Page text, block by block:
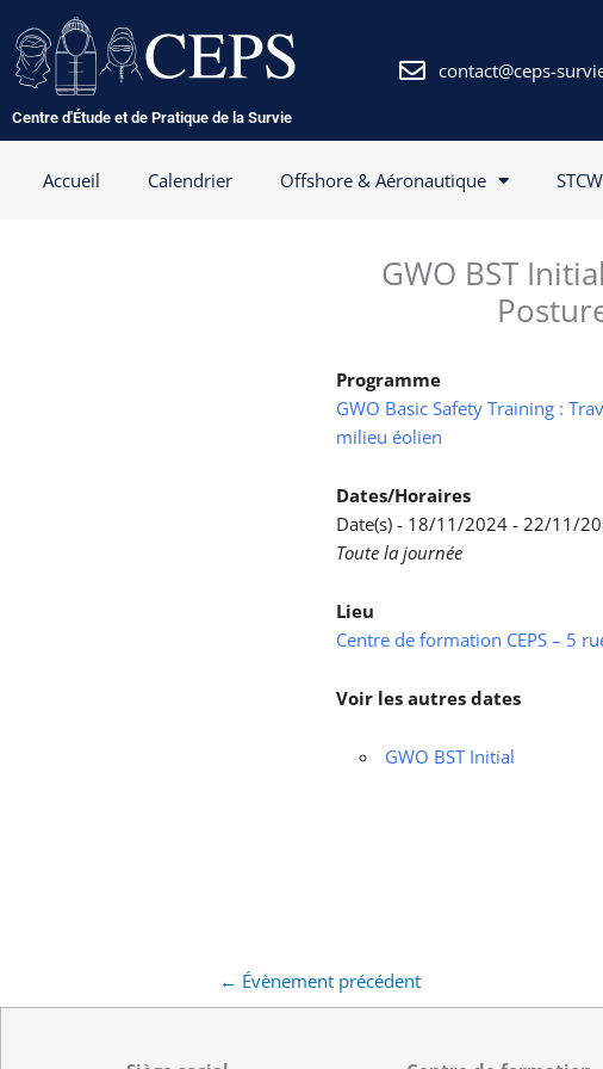
au
contenu
Centre d'Étude et de Pratique de la Survie
contact@ceps-
Accueil Calendrier Offshore & Aéronautique
GWO BST
Programme
GWO Basic Safety Training :
milieu éolien
Dates/Horaires
Date(s) - 18/11/2024 - 22/11/
Toute la journée
Lieu
Centre de formation CEPS – 5
Voir les autres dates
GWO BST Initial
← Évènement précédent